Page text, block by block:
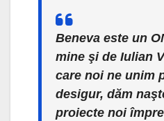
Beneva este un
mine şi de Iulian
care noi ne unim
desigur, dăm
proiecte noi